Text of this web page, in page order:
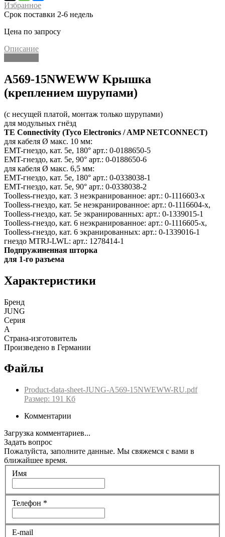
Избранное
Срок поставки 2-6 недель
Цена по запросу
Описание
A569-15NWEWW Kрышка
(креплением шурупами)
(с несущей платой, монтаж только шурупами)
для модульных гнёзд
TE Connectivity (Tyco Electronics / AMP NETCONNECT)
для кабеля Ø макс. 10 мм:
EMT-гнездо, кат. 5e, 180° арт.: 0-0188650-5
EMT-гнездо, кат. 5e, 90° арт.: 0-0188650-6
для кабеля Ø макс. 6,5 мм:
EMT-гнездо, кат. 5e, 180° арт.: 0-0338038-1
EMT-гнездо, кат. 5e, 90° арт.: 0-0338038-2
Toolless-гнездо, кат. 3 неэкранированное: арт.: 0-1116603-x
Toolless-гнездо, кат. 5e неэкранированное: арт.: 0-1116604-x,
Toolless-гнездо, кат. 5e экранированных: арт.: 0-1339015-1
Toolless-гнездо, кат. 6 неэкранированное: арт.: 0-1116605-x,
Toolless-гнездо, кат. 6 экранированных: арт.: 0-1339016-1
гнездо MTRJ-LWL: арт.: 1278414-1
Подпружиненная шторка
для 1-го разъема
Характеристики
Бренд
JUNG
Серия
A
Страна-изготовитель
Произведено в Германии
Файлы
Product-data-sheet-JUNG-A569-15NWEWW-RU.pdf
Размер: 191 Кб
Комментарии
Загрузка комментариев...
Задать вопрос
Пожалуйста, заполните данные. Мы свяжемся с вами в
ближайшее время.
Имя
Телефон *
E-mail